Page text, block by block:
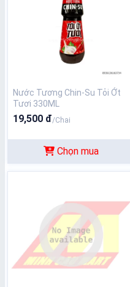
Nước Tương Chin-Su Tỏi Ớt
Tươi 330ML
19,500 đ/Chai
Chọn mua